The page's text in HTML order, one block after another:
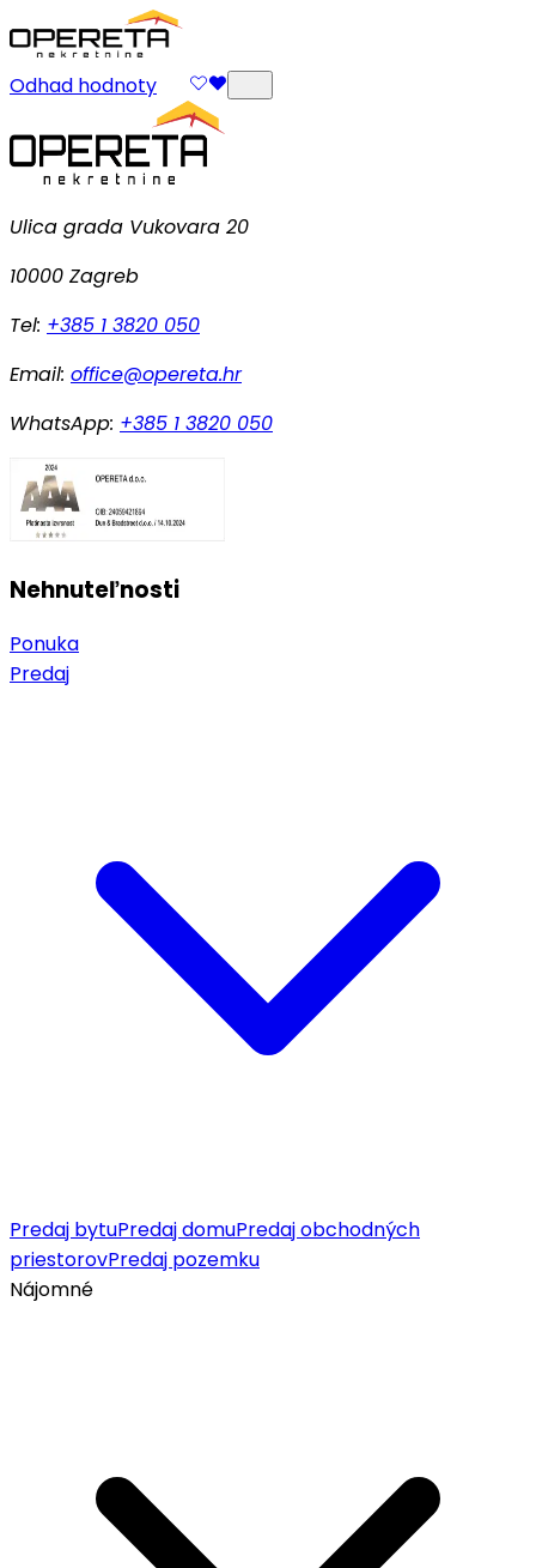
Odhad hodnoty
Ulica grada Vukovara 20
10000 Zagreb
Tel: +385 1 3820 050
Email: office@opereta.hr
WhatsApp: +385 1 3820 050
Nehnuteľnosti
Ponuka
Predaj
Predaj bytuPredaj domuPredaj obchodných
priestorovPredaj pozemku
Nájomné